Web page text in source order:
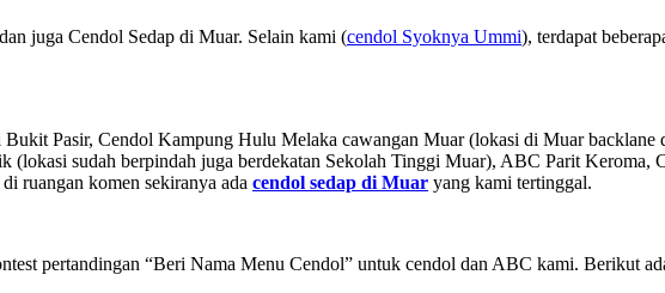
juga Cendol Sedap di Muar. Selain kami (cendol Syoknya Ummi), terdapat
Pasir, Cendol Kampung Hulu Melaka cawangan Muar (lokasi di Muar
sudah berpindah juga berdekatan Sekolah Tinggi Muar), ABC Parit Keroma,
ruangan komen sekiranya ada cendol sedap di Muar yang kami tertinggal.
pertandingan “Beri Nama Menu Cendol” untuk cendol dan ABC kami. Berikut